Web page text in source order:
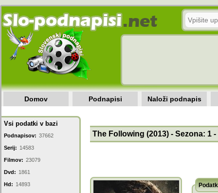
Domov Podnapisi Naloži podnapis
Vsi podatki v bazi
Podnapisov: 37662
Serij: 14583
Filmov: 23079
Dvd: 1861
Hd: 14893
The Following (2013) - Sezona: 1